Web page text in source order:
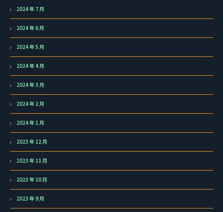
2024 年 7 月
2024 年 6 月
2024 年 5 月
2024 年 4 月
2024 年 3 月
2024 年 2 月
2024 年 1 月
2023 年 12 月
2023 年 11 月
2023 年 10 月
2023 年 9 月